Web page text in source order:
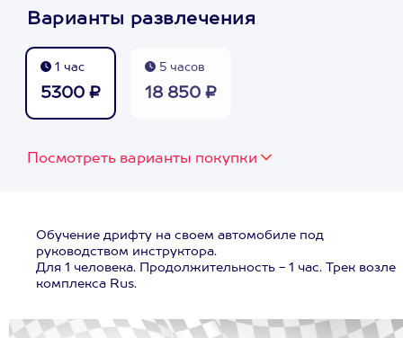
Варианты развлечения
1 час
5300 ₽
5 часов
18 850 ₽
Посмотреть варианты покупки
Обучение дрифту на своем автомобиле под
руководством инструктора.
Для 1 человека. Продолжительность - 1 час. Трек возле
комплекса Rus.